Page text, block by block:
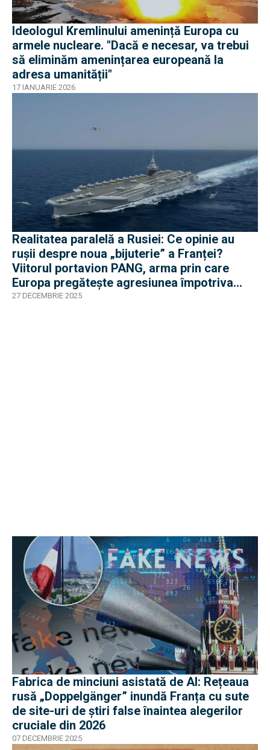
Ideologul Kremlinului amenință Europa cu
armele nucleare. "Dacă e necesar, va trebui
să eliminăm amenințarea europeană la
adresa umanității"
17 IANUARIE 2026
Realitatea paralelă a Rusiei: Ce opinie au
rușii despre noua „bijuterie” a Franței?
Viitorul portavion PANG, arma prin care
Europa pregătește agresiunea împotriva
Rusiei
27 DECEMBRIE 2025
Fabrica de minciuni asistată de AI: Rețeaua
rusă „Doppelgänger” inundă Franța cu sute
de site-uri de știri false înaintea alegerilor
cruciale din 2026
07 DECEMBRIE 2025